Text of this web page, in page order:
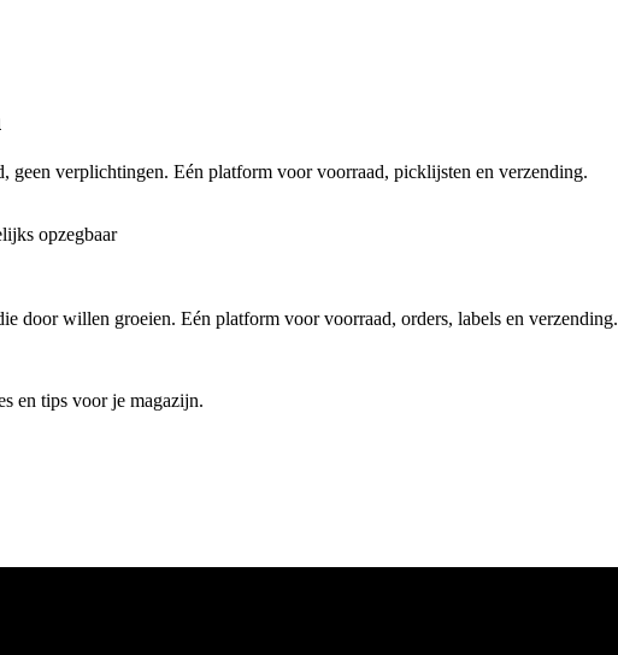
geen verplichtingen. Eén platform voor voorraad, picklijsten en verzending.
opzegbaar
door willen groeien. Eén platform voor voorraad, orders, labels en verzending.
en tips voor je magazijn.